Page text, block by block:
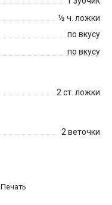
½ ч. ложки
по вкусу
по вкусу
2 ст. ложки
2 веточки
Печать